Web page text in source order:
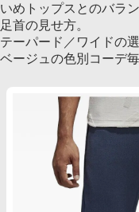
いめトップスとのバラ
足首の見せ方。
テーパード／ワイドの
ベージュの色別コーデ